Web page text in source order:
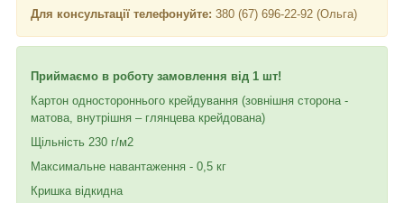
Для консультації телефонуйте: 380 (67) 696-22-92 (Ольга)
Приймаємо в роботу замовлення від 1 шт!
Картон одностороннього крейдування (зовнішня сторона -
матова, внутрішня – глянцева крейдована)
Щільність 230 г/м2
Максимальне навантаження - 0,5 кг
Кришка відкидна